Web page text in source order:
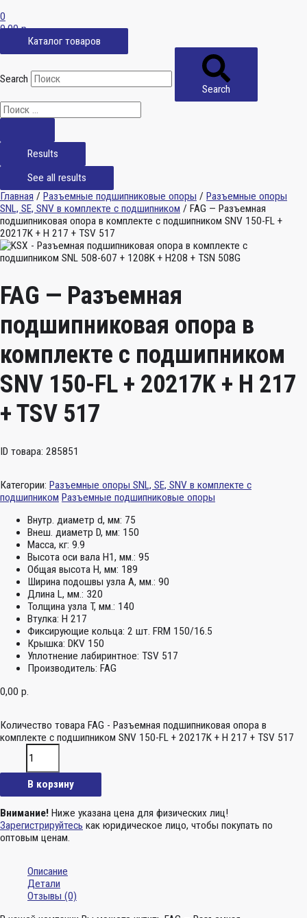
0
0,00р.
Каталог товаров
Search
Search
Results
See all results
Главная / Разъемные подшипниковые опоры / Разъемные опоры
SNL, SE, SNV в комплекте с подшипником / FAG — Разъемная
подшипниковая опора в комплекте с подшипником SNV 150-FL +
20217K + H 217 + TSV 517
FAG — Разъемная
подшипниковая опора в
комплекте с подшипником
SNV 150-FL + 20217K + H 217
+ TSV 517
ID товара: 285851
Категории: Разъемные опоры SNL, SE, SNV в комплекте с
подшипником Разъемные подшипниковые опоры
Внутр. диаметр d, мм: 75
Внеш. диаметр D, мм: 150
Масса, кг: 9.9
Высота оси вала H1, мм.: 95
Общая высота H, мм: 189
Ширина подошвы узла А, мм.: 90
Длина L, мм.: 320
Толщина узла T, мм.: 140
Втулка: H 217
Фиксирующие кольца: 2 шт. FRM 150/16.5
Крышка: DKV 150
Уплотнение лабиринтное: TSV 517
Производитель: FAG
0,00 р.
Количество товара FAG - Разъемная подшипниковая опора в
комплекте с подшипником SNV 150-FL + 20217K + H 217 + TSV 517
В корзину
Внимание! Ниже указана цена для физических лиц!
Зарегистрируйтесь как юридическое лицо, чтобы покупать по
оптовым ценам.
Описание
Детали
Отзывы (0)